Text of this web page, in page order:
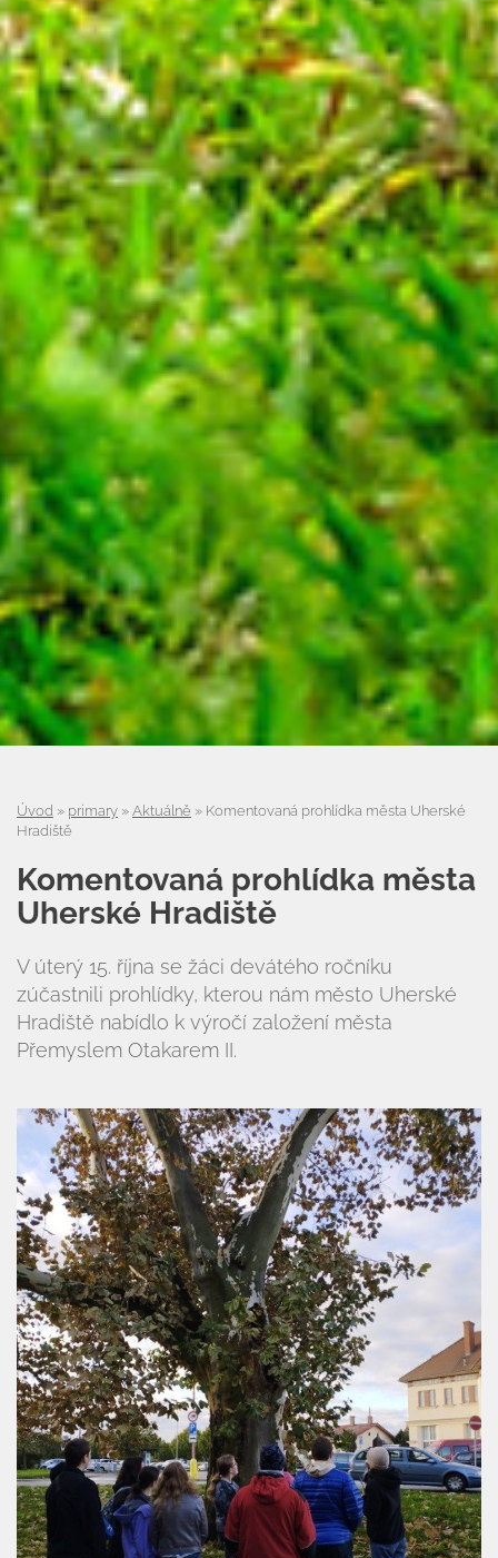
Úvod » primary » Aktuálně » Komentovaná prohlídka města Uherské
Hradiště
Komentovaná prohlídka města
Uherské Hradiště
V úterý 15. října se žáci devátého ročníku
zúčastnili prohlídky, kterou nám město Uherské
Hradiště nabídlo k výročí založení města
Přemyslem Otakarem II.